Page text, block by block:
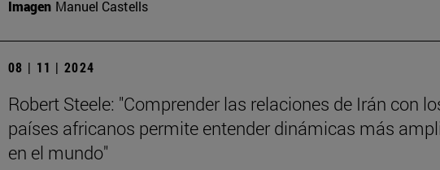
Imagen Manuel Castells
08 | 11 | 2024
Robert Steele: "Comprender las relaciones de Irán con
países africanos permite entender dinámicas más
en el mundo"